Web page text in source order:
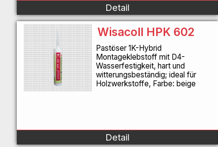
Detail
Wisacoll HPK 602
Pastöser 1K-Hybrid
Montageklebstoff mit D4-
Wasserfestigkeit, hart und
witterungsbeständig; ideal für
Holzwerkstoffe, Farbe: beige
Detail